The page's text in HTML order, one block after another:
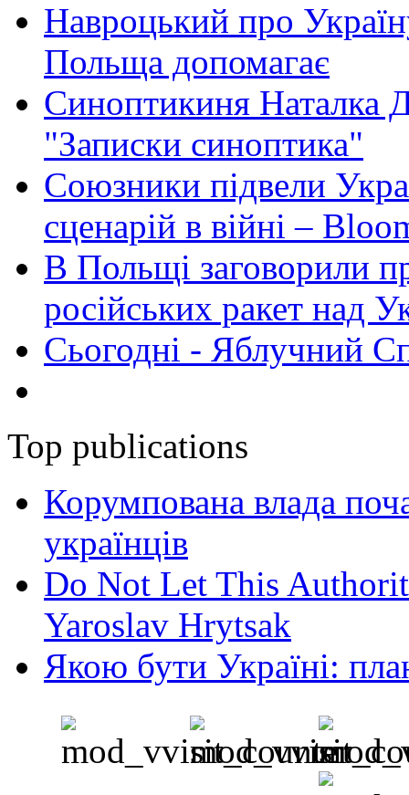
Навроцький про
Польща допомагає
Синоптикиня Наталка
"Записки синоптика"
Союзники підвели
сценарій в війні –
В Польщі заговорили
російських ракет над
Сьогодні - Яблучний
Top publications
Корумпована влада
українців
Do Not Let This
Yaroslav Hrytsak
Якою бути Україні: